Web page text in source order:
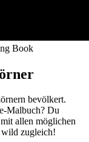
Book
bevölkert.
Malbuch? Du
allen möglichen
wild zugleich!